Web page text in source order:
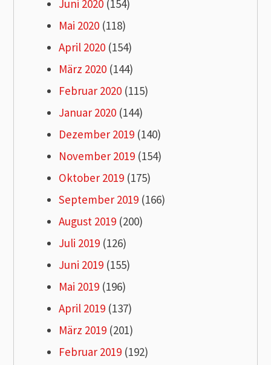
Juni 2020 (154)
Mai 2020 (118)
April 2020 (154)
März 2020 (144)
Februar 2020 (115)
Januar 2020 (144)
Dezember 2019 (140)
November 2019 (154)
Oktober 2019 (175)
September 2019 (166)
August 2019 (200)
Juli 2019 (126)
Juni 2019 (155)
Mai 2019 (196)
April 2019 (137)
März 2019 (201)
Februar 2019 (192)